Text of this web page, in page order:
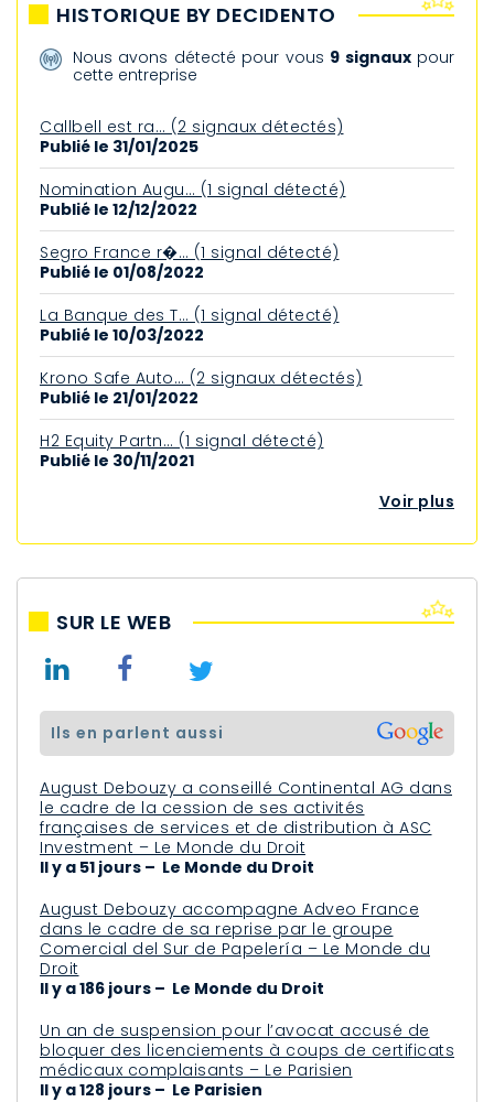
HISTORIQUE BY DECIDENTO
Nous avons détecté pour vous 9 signauxpour
cette entreprise
Callbell est ra… (2 signaux détectés)
Publié le 31/01/2025
Nomination Augu… (1 signal détecté)
Publié le 12/12/2022
Segro France r�… (1 signal détecté)
Publié le 01/08/2022
La Banque des T… (1 signal détecté)
Publié le 10/03/2022
Krono Safe Auto… (2 signaux détectés)
Publié le 21/01/2022
H2 Equity Partn… (1 signal détecté)
Publié le 30/11/2021
Voir plus
SUR LE WEB
ils en parlent aussi
August Debouzy a conseillé Continental AG dans
le cadre de la cession de ses activités
françaises de services et de distribution à ASC
Investment – Le Monde du Droit
Il y a 51 jours – Le Monde du Droit
August Debouzy accompagne Adveo France
dans le cadre de sa reprise par le groupe
Comercial del Sur de Papelería – Le Monde du
Droit
Il y a 186 jours – Le Monde du Droit
Un an de suspension pour l’avocat accusé de
bloquer des licenciements à coups de certificats
médicaux complaisants – Le Parisien
Il y a 128 jours – Le Parisien